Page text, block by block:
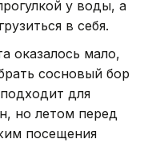
у воды, а
в себя.
оказалось мало,
сосновый бор
для
но летом перед
посещения